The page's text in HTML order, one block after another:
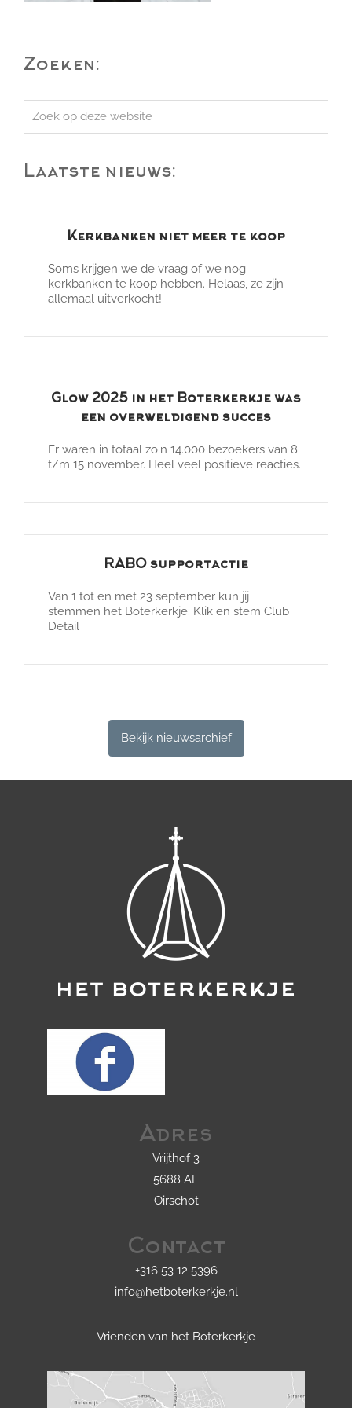
Zoeken:
Zoek
op
website
Laatste nieuws:
Kerkbanken niet meer te koop
Soms krijgen we de vraag of we nog
kerkbanken te koop hebben. Helaas, ze zijn
allemaal uitverkocht!
Glow 2025 in het Boterkerkje was
een overweldigend succes
Er waren in totaal zo'n 14.000 bezoekers van 8
t/m 15 november. Heel veel positieve reacties.
RABO supportactie
Van 1 tot en met 23 september kun jij
stemmen het Boterkerkje. Klik en stem Club
Detail
Bekijk nieuwsarchief
Adres
Vrijthof 3
5688 AE
Oirschot
Contact
+316 53 12 5396
info@hetboterkerkje.nl
Vrienden van het Boterkerkje